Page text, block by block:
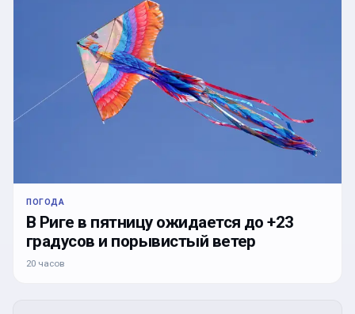
ПОГОДА
В Риге в пятницу ожидается до +23
градусов и порывистый ветер
20 часов